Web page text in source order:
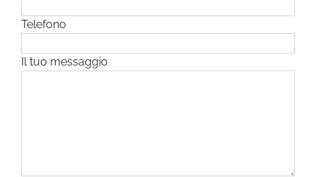
Telefono
Il tuo messaggio